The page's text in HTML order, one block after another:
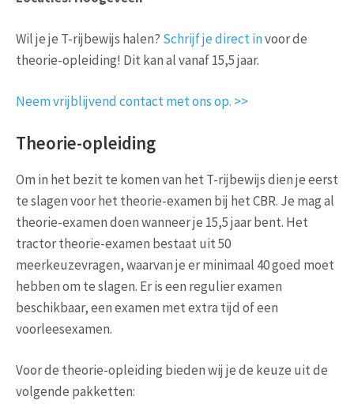
Wil je je T-rijbewijs halen? Schrijf je direct invoor de
theorie-opleiding! Dit kan al vanaf 15,5 jaar.
Neem vrijblijvend contact met ons op. >>
Theorie-opleiding
Om in het bezit te komen van het T-rijbewijs dien je eerst
te slagen voor het theorie-examen bij het CBR. Je mag al
theorie-examen doen wanneer je 15,5 jaar bent. Het
tractor theorie-examen bestaat uit 50
meerkeuzevragen, waarvan je er minimaal 40 goed moet
hebben om te slagen. Er is een regulier examen
beschikbaar, een examen met extra tijd of een
voorleesexamen.
Voor de theorie-opleiding bieden wij je de keuze uit de
volgende pakketten: